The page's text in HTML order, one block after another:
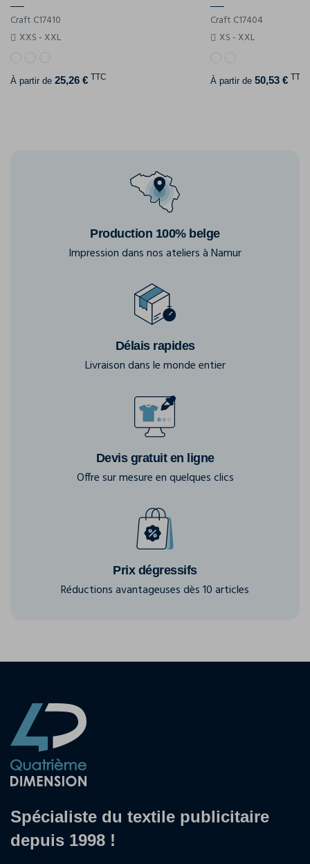
Craft C17410
XXS - XXL
À partir de 25,26 € TTC
Craft C17404
XS - XXL
À partir de 50,53 € TTC
Production 100% belge
Impression dans nos ateliers à Namur
Délais rapides
Livraison dans le monde entier
Devis gratuit en ligne
Offre sur mesure en quelques clics
Prix dégressifs
Réductions avantageuses dès 10 articles
Spécialiste du textile publicitaire
depuis 1998 !